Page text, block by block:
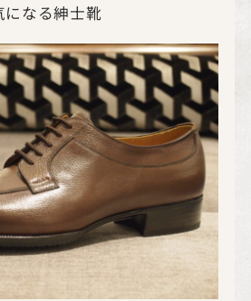
なる紳士靴